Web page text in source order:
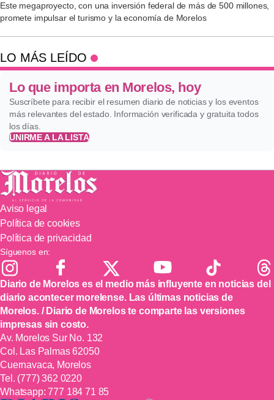
Este megaproyecto, con una inversión federal de más de 500 millones,
promete impulsar el turismo y la economía de Morelos
LO MÁS LEÍDO
Lo que importa en Morelos, hoy
Suscríbete para recibir el resumen diario de noticias y los eventos
más relevantes del estado. Información verificada y gratuita todos
los días.
UNIRME A LA LISTA
Aviso legal
Política de cookies
Política de privacidad
Síguenos en:
Diario de Morelos es el medio más influyente en noticias del
diario acontecer morelense. Las últimas noticias de
Morelos. / Diario de Morelos te comparte las versiones
impresas sin costo.
Av. Morelos Sur No. 132
Col. Las Palmas 62050
Cuernavaca, Morelos
Tel. (777) 362 0220
Whatsapp:777 184 71 85